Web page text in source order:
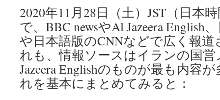
2020年11月28日（土）JST（日本
で、BBC newsやAl Jazeera English
や日本語版のCNNなどで広く報
れも、情報ソースはイランの国
Jazeera Englishのものが最も内容
れを基本にまとめてみると：